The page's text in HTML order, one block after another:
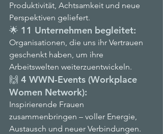
Produktivität, Achtsamkeit und neue
Perspektiven geliefert.
🌟 11 Unternehmen begleitet:
Organisationen, die uns ihr Vertrauen
geschenkt haben, um ihre
Arbeitswelten weiterzuentwickeln.
🙌 4 WWN-Events (Workplace
Women Network):
Inspirierende Frauen
zusammenbringen – voller Energie,
Austausch und neuer Verbindungen.